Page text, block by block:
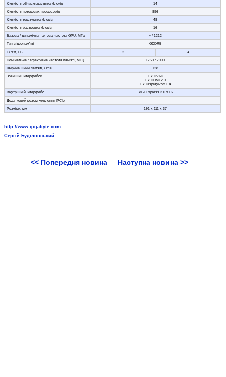
Кількість обчислювальних блоків
14
Кількість потокових процесорів
896
Кількість текстурних блоків
48
Кількість растрових блоків
16
Базова / динамічна тактова частота GPU, МГц
− / 1212
Тип відеопам'яті
GDDR5
Об'єм, ГБ
2
4
Номінальна / ефективна частота пам'яті, МГц
1750 / 7000
Ширина шини пам'яті, бітів
128
Зовнішні інтерфейси
1 x DVI-D
1 x HDMI 2.0
1 x DisplayPort 1.4
Внутрішній інтерфейс
PCI Express 3.0 x16
Додатковий роз'єм живлення PCIe
-
Розміри, мм
191 х 111 х 37
http://www.gigabyte.com
Сергій Буділовський
<< Попередня новина Наступна новина >>